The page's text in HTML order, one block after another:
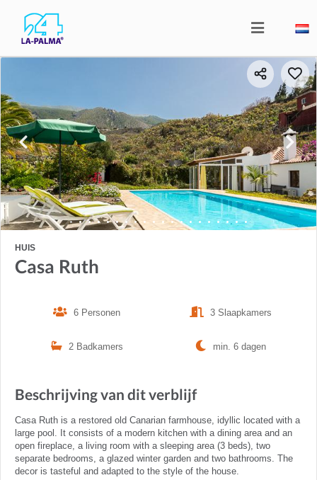
HUIS
Casa Ruth
6 Personen 3 Slaapkamers
2 Badkamers min. 6 dagen
Beschrijving van dit verblijf
Casa Ruth is a restored old Canarian farmhouse, idyllic located with a
large pool. It consists of a modern kitchen with a dining area and an
open fireplace, a living room with a sleeping area (3 beds), two
separate bedrooms, a glazed winter garden and two bathrooms. The
decor is tasteful and adapted to the style of the house.